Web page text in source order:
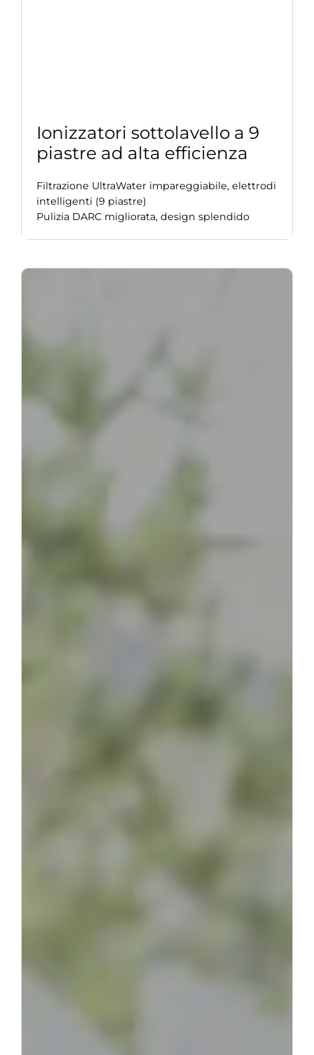
Ionizzatori sottolavello a 9
piastre ad alta efficienza
Filtrazione UltraWater impareggiabile, elettrodi
intelligenti (9 piastre)
Pulizia DARC migliorata, design splendido